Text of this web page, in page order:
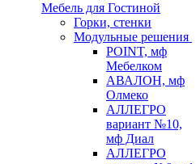
Мебель для Гостиной
Горки, стенки
Модульные решения
POINT, мф
Мебелком
АВАЛОН, мф
Олмеко
АЛЛЕГРО
вариант №10,
мф Диал
АЛЛЕГРО